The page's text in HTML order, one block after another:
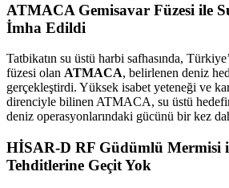
ATMACA Gemisavar Füzesi ile
İmha Edildi
Tatbikatın su üstü harbi safhasında,
füzesi olan ATMACA, belirlenen deniz
gerçekleştirdi. Yüksek isabet yeteneği ve
direnciyle bilinen ATMACA, su üstü
deniz operasyonlarındaki gücünü bir kez
HİSAR-D RF Güdümlü Mermisi
Tehditlerine Geçit Yok